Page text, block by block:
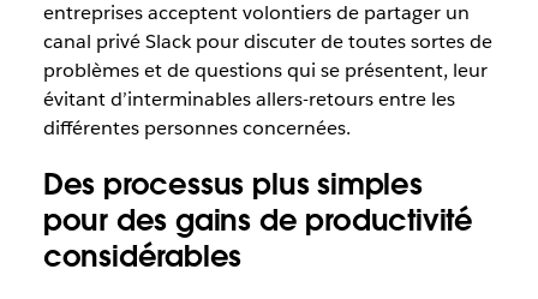
entreprises acceptent volontiers de partager un
canal privé Slack pour discuter de toutes sortes de
problèmes et de questions qui se présentent, leur
évitant d’interminables allers-retours entre les
différentes personnes concernées.
Des processus plus simples
pour des gains de productivité
considérables